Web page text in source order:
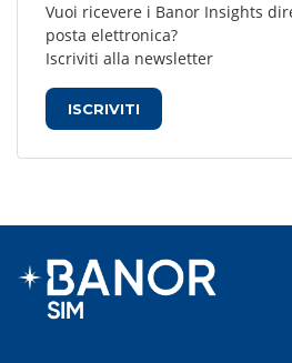
Vuoi ricevere i Banor Insights
posta elettronica?
Iscriviti alla newsletter
ISCRIVITI